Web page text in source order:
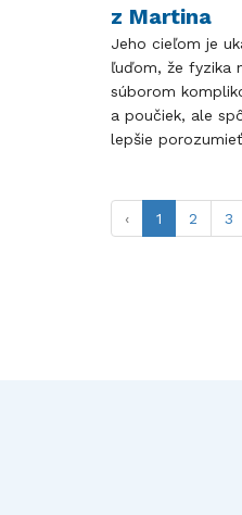
z Martina
Jeho cieľom je
ľuďom, že fyzika
súborom
a poučiek, ale
lepšie
‹ 1 2 3